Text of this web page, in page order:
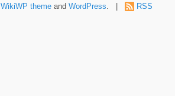
WikiWP themeand WordPress. | RSS